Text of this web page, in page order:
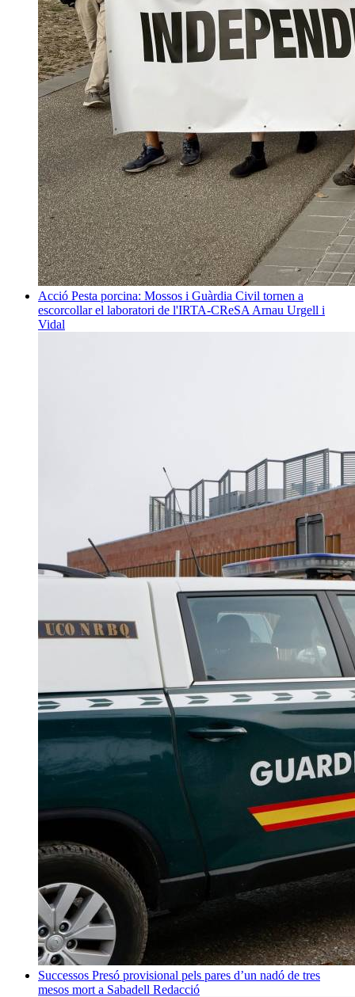
Acció Pesta porcina: Mossos i Guàrdia Civil tornen a
escorcollar el laboratori de l'IRTA-CReSA Arnau Urgell i
Vidal
Successos Presó provisional pels pares d’un nadó de tres
mesos mort a Sabadell Redacció